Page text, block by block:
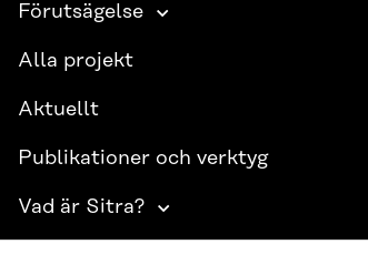
Förutsägelse
Alla projekt
Aktuellt
Publikationer och verktyg
Vad är Sitra?